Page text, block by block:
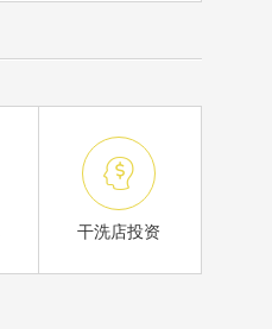

干洗店投资